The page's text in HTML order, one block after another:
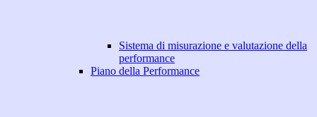
Sistema di misurazione e valutazione della
performance
Piano della Performance